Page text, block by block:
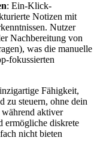
: Ein-Klick-
Notizen mit
Nutzer
Nachbereitung von
was die manuelle
fokussierten
Fähigkeit,
zu steuern, ohne dein
aktiver
ermögliche diskrete
nicht bieten